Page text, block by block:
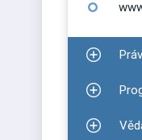
Zobrazit
Zobrazit
Zobrazit